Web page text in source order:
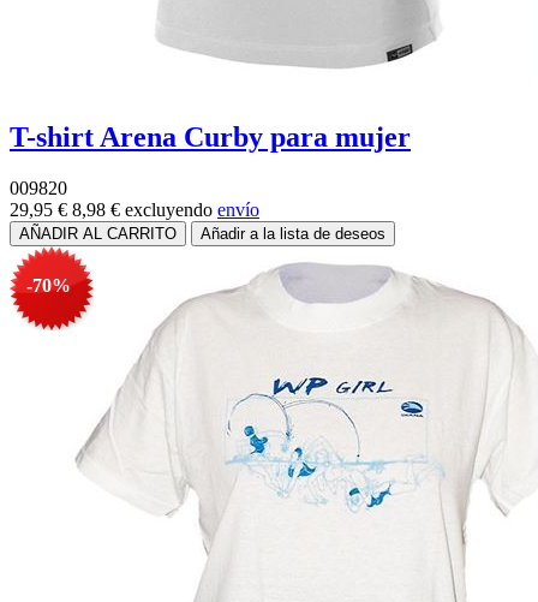
T-shirt Arena Curby para mujer
009820
29,95 € 8,98 € excluyendo envío
-70%